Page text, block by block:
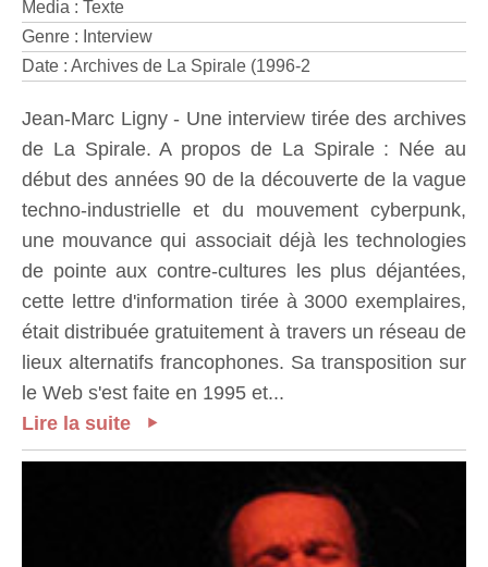
Media : Texte
Genre : Interview
Date : Archives de La Spirale (1996-2
Jean-Marc Ligny - Une interview tirée des archives
de La Spirale. A propos de La Spirale : Née au
début des années 90 de la découverte de la vague
techno-industrielle et du mouvement cyberpunk,
une mouvance qui associait déjà les technologies
de pointe aux contre-cultures les plus déjantées,
cette lettre d'information tirée à 3000 exemplaires,
était distribuée gratuitement à travers un réseau de
lieux alternatifs francophones. Sa transposition sur
le Web s'est faite en 1995 et...
Lire la suite